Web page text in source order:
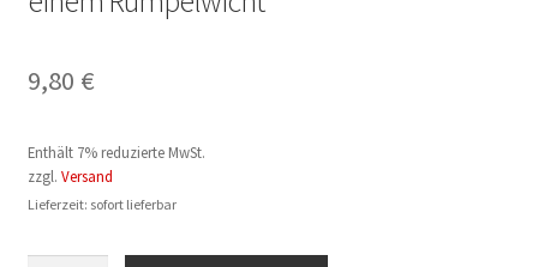
9,80 €
Enthält 7% reduzierte MwSt.
zzgl. Versand
Lieferzeit: sofort lieferbar